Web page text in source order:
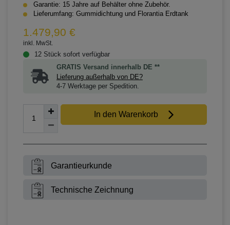
Garantie: 15 Jahre auf Behälter ohne Zubehör.
Lieferumfang: Gummidichtung und Florantia Erdtank
1.479,90 €
inkl. MwSt.
12 Stück sofort verfügbar
GRATIS Versand innerhalb DE **
Lieferung außerhalb von DE?
4-7 Werktage per Spedition.
In den Warenkorb
Garantieurkunde
Technische Zeichnung